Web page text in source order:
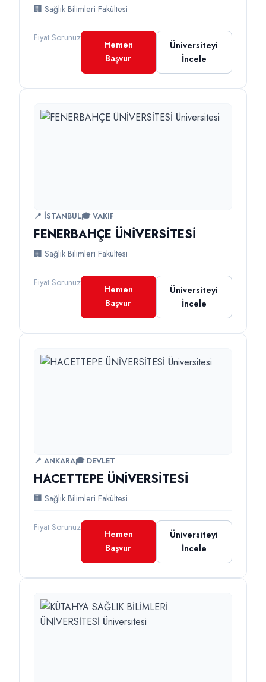
🏢 Sağlık Bilimleri Fakültesi
Fiyat Sorunuz
Hemen
Başvur
Üniversiteyi
İncele
📍 İSTANBUL🎓 VAKIF
FENERBAHÇE ÜNİVERSİTESİ
🏢 Sağlık Bilimleri Fakültesi
Fiyat Sorunuz
Hemen
Başvur
Üniversiteyi
İncele
📍 ANKARA🎓 DEVLET
HACETTEPE ÜNİVERSİTESİ
🏢 Sağlık Bilimleri Fakültesi
Fiyat Sorunuz
Hemen
Başvur
Üniversiteyi
İncele